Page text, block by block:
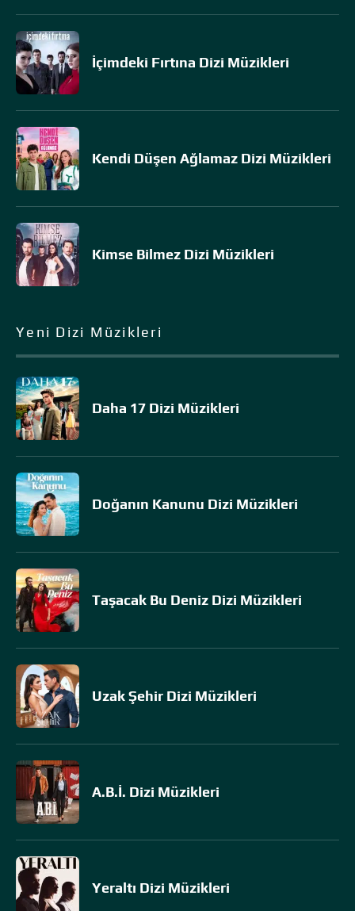
İçimdeki Fırtına Dizi Müzikleri
Kendi Düşen Ağlamaz Dizi Müzikleri
Kimse Bilmez Dizi Müzikleri
Yeni Dizi Müzikleri
Daha 17 Dizi Müzikleri
Doğanın Kanunu Dizi Müzikleri
Taşacak Bu Deniz Dizi Müzikleri
Uzak Şehir Dizi Müzikleri
A.B.İ. Dizi Müzikleri
Yeraltı Dizi Müzikleri